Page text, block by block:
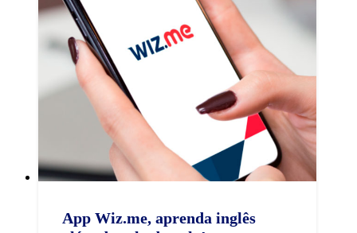
App Wiz.me, aprenda inglês